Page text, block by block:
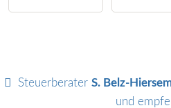
Steuerberater S. Belz-
und